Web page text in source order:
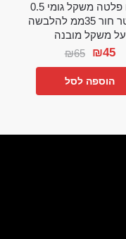
מיקרו פלטה משקל גומי 0.5
קג קוטר חור 35ממ להלבשה
על משקל מובנה
₪65 ₪45
הוספה לסל